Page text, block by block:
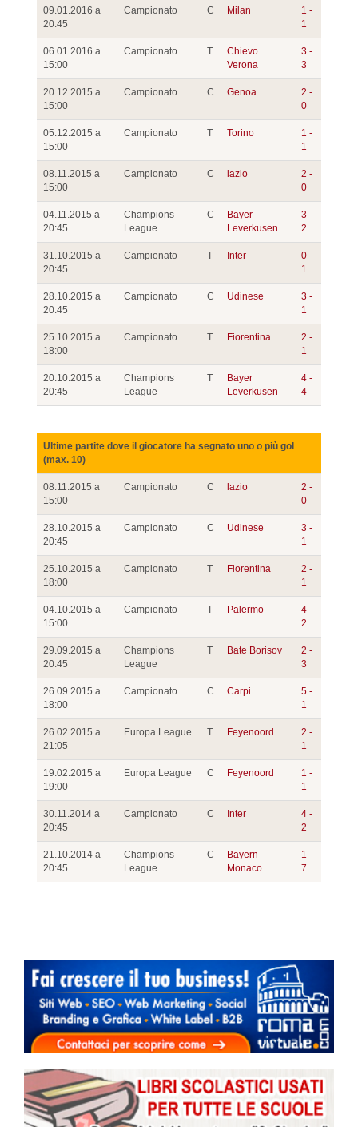
09.01.2016 a
20:45
Campionato C Milan
1 -
1
06.01.2016 a
15:00
Campionato T
Chievo
Verona
3 -
3
20.12.2015 a
15:00
Campionato C Genoa
2 -
0
05.12.2015 a
15:00
Campionato T Torino
1 -
1
08.11.2015 a
15:00
Campionato C lazio
2 -
0
04.11.2015 a
20:45
Champions
League
C
Bayer
Leverkusen
3 -
2
31.10.2015 a
20:45
Campionato T Inter
0 -
1
28.10.2015 a
20:45
Campionato C Udinese
3 -
1
25.10.2015 a
18:00
Campionato T Fiorentina
2 -
1
20.10.2015 a
20:45
Champions
League
T
Bayer
Leverkusen
4 -
4
Ultime partite dove il giocatore ha segnato uno o più gol
(max. 10)
08.11.2015 a
15:00
Campionato C lazio
2 -
0
28.10.2015 a
20:45
Campionato C Udinese
3 -
1
25.10.2015 a
18:00
Campionato T Fiorentina
2 -
1
04.10.2015 a
15:00
Campionato T Palermo
4 -
2
29.09.2015 a
20:45
Champions
League
T Bate Borisov
2 -
3
26.09.2015 a
18:00
Campionato C Carpi
5 -
1
26.02.2015 a
21:05
Europa League T Feyenoord
2 -
1
19.02.2015 a
19:00
Europa League C Feyenoord
1 -
1
30.11.2014 a
20:45
Campionato C Inter
4 -
2
21.10.2014 a
20:45
Champions
League
C
Bayern
Monaco
1 -
7